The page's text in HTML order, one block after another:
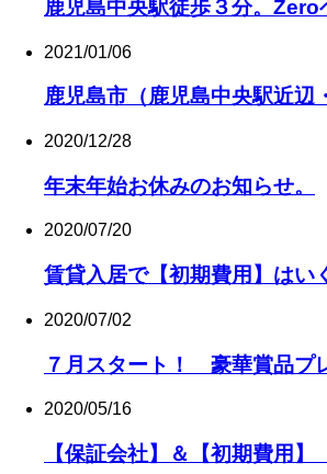
鹿児島中央駅徒歩３分。Zero
2021/01/06
鹿児島市（鹿児島中央駅近辺
2020/12/28
年末年始お休みのお知らせ。
2020/07/20
賃貸入居で【初期費用】はい
2020/07/02
７月スタート！ 豪華賞品プ
2020/05/16
【保証会社】＆【初期費用